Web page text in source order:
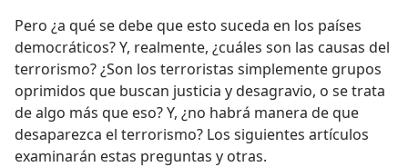
Pero ¿a qué se debe que esto suceda en los países
democráticos? Y, realmente, ¿cuáles son las causas del
terrorismo? ¿Son los terroristas simplemente grupos
oprimidos que buscan justicia y desagravio, o se trata
de algo más que eso? Y, ¿no habrá manera de que
desaparezca el terrorismo? Los siguientes artículos
examinarán estas preguntas y otras.